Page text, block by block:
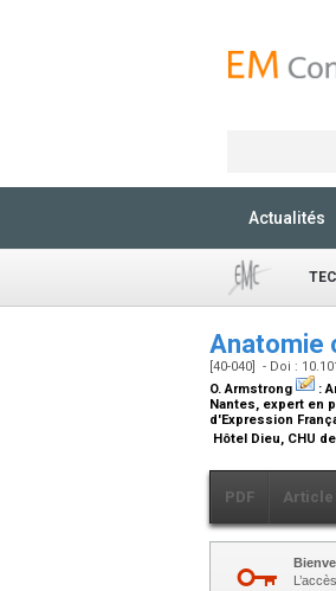
Actualités
Anatomie
[40-040] - Doi :
O. Armstrong
:
Nantes, expert en
d'Expression
Hôtel Dieu, CHU
PDF Article